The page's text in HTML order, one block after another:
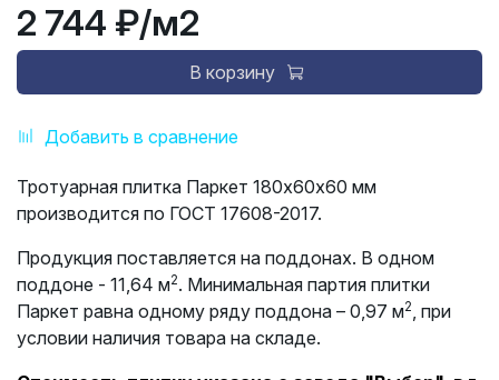
Добавить в сравнение
2 744 ₽/м2
В корзину
Тротуарная плитка Паркет 180х60х60 мм
производится по ГОСТ 17608-2017.
Продукция поставляется на поддонах. В одном
поддоне - 11,64 м2. Минимальная партия плитки
Паркет равна одному ряду поддона – 0,97 м2 , при
условии наличия товара на складе.